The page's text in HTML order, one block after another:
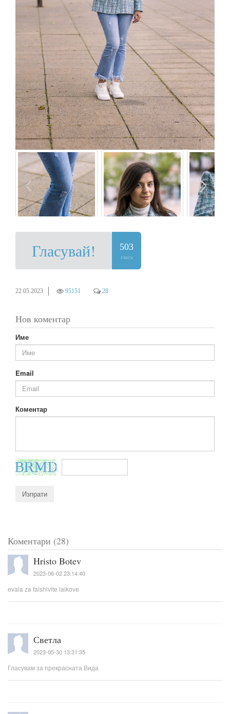
Гласувай! 503
гласа
22.05.2023 95151 28
Нов коментар
Име
Email
Коментар
Коментари (28)
Hristo Botev
2023-06-02 23:14:40
evala za falshivite laikove
Светла
2023-05-30 13:31:35
Гласувам за прекрасната Вида